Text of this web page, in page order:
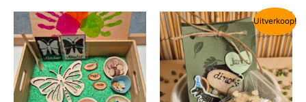
Uitverkoop!
Oorspronkelijke
prijs
was:
€ 9,50.
Huidige
prijs
is:
€ 7,50.